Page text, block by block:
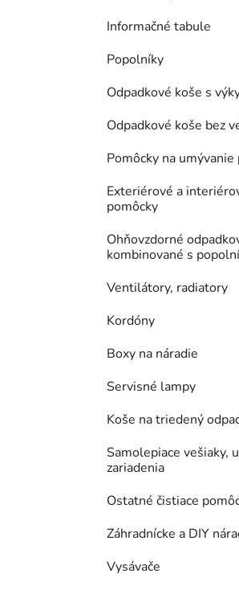
Informačné tabule
Popolníky
Odpadkové koše s
Odpadkové koše bez
Pomôcky na
Exteriérové a
pomôcky
Ohňovzdorné
kombinované s
Ventilátory, radiatory
Kordóny
Boxy na náradie
Servisné lampy
Koše na triedený
Samolepiace vešiaky,
zariadenia
Ostatné čistiace
Záhradnícke a DIY
Vysávače